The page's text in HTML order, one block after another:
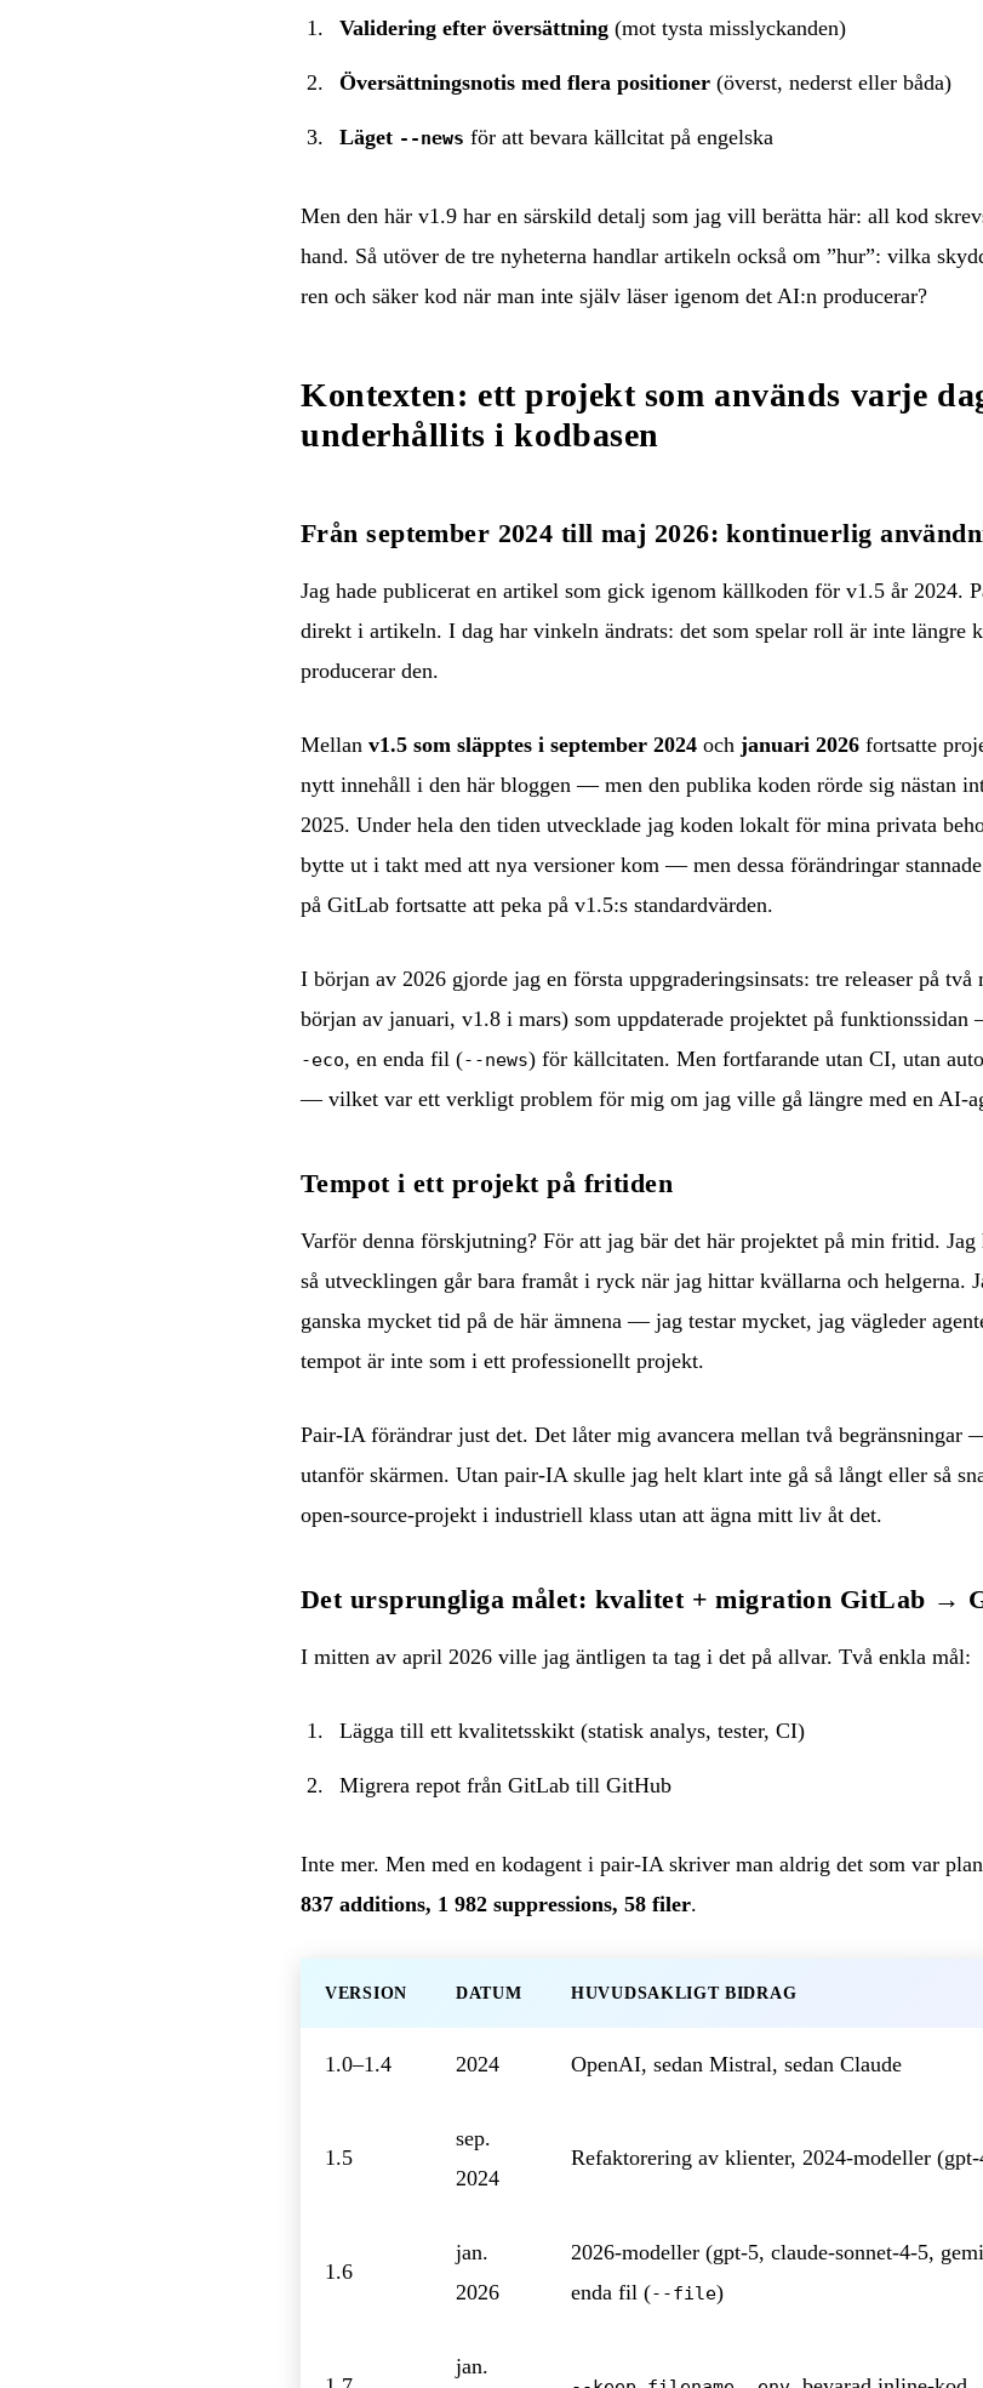
Validering efter översättning (mot tysta misslyckanden)
Översättningsnotis med flera positioner (överst, nederst eller båda)
Läget --news för att bevara källcitat på engelska
Men den här v1.9 har en särskild detalj som jag vill berätta här: all kod
hand. Så utöver de tre nyheterna handlar artikeln också om ”hur”: vilka
ren och säker kod när man inte själv läser igenom det AI:n producerar?
Kontexten: ett projekt som används varje
underhållits i kodbasen
Från september 2024 till maj 2026: kontinuerlig
Jag hade publicerat en artikel som gick igenom källkoden för v1.5 år 2024.
direkt i artikeln. I dag har vinkeln ändrats: det som spelar roll är inte längre
producerar den.
Mellan v1.5 som släpptes i september 2024 och januari 2026 fortsatte
nytt innehåll i den här bloggen — men den publika koden rörde sig nästan
2025. Under hela den tiden utvecklade jag koden lokalt för mina privata
bytte ut i takt med att nya versioner kom — men dessa förändringar
på GitLab fortsatte att peka på v1.5:s standardvärden.
I början av 2026 gjorde jag en första uppgraderingsinsats: tre releaser på
början av januari, v1.8 i mars) som uppdaterade projektet på
-eco, en enda fil (--news) för källcitaten. Men fortfarande utan CI, utan
— vilket var ett verkligt problem för mig om jag ville gå längre med en AI-
Tempot i ett projekt på fritiden
Varför denna förskjutning? För att jag bär det här projektet på min fritid.
så utvecklingen går bara framåt i ryck när jag hittar kvällarna och helgerna.
ganska mycket tid på de här ämnena — jag testar mycket, jag vägleder
tempot är inte som i ett professionellt projekt.
Pair-IA förändrar just det. Det låter mig avancera mellan två begränsningar
utanför skärmen. Utan pair-IA skulle jag helt klart inte gå så långt eller så
open-source-projekt i industriell klass utan att ägna mitt liv åt det.
Det ursprungliga målet: kvalitet + migration GitLab →
I mitten av april 2026 ville jag äntligen ta tag i det på allvar. Två enkla mål:
Lägga till ett kvalitetsskikt (statisk analys, tester, CI)
Migrera repot från GitLab till GitHub
Inte mer. Men med en kodagent i pair-IA skriver man aldrig det som var
837 additions, 1 982 suppressions, 58 filer.
VERSION DATUM HUVUDSAKLIGT BIDRAG
1.0–1.4 2024 OpenAI, sedan Mistral, sedan Claude
1.5
sep.
2024
Refaktorering av klienter, 2024-modeller
1.6
jan.
2026
2026-modeller (gpt-5, claude-sonnet-4-5,
enda fil (--file)
jan.